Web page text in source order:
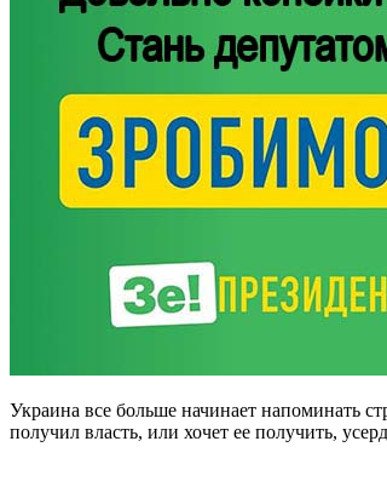
Украина все больше начинает напоминать
получил власть, или хочет ее получить,